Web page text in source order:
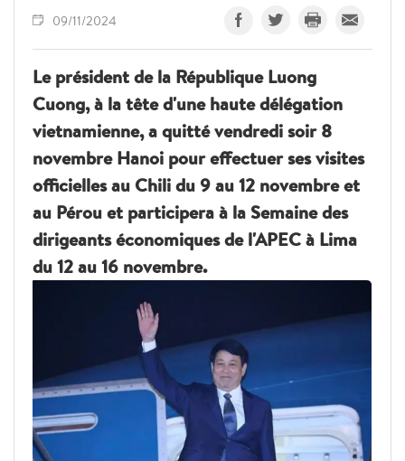
09/11/2024
Le président de la République Luong
Cuong, à la tête d'une haute délégation
vietnamienne, a quitté vendredi soir 8
novembre Hanoi pour effectuer ses visites
officielles au Chili du 9 au 12 novembre et
au Pérou et participera à la Semaine des
dirigeants économiques de l'APEC à Lima
du 12 au 16 novembre.